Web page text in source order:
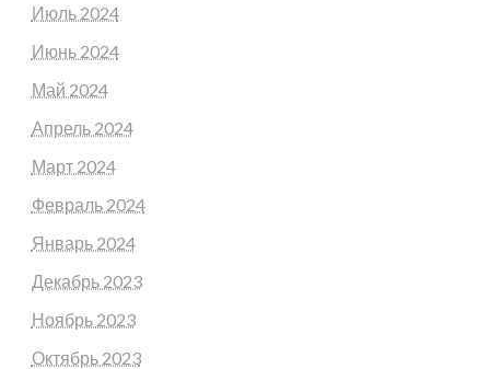
Июль 2024
Июнь 2024
Май 2024
Апрель 2024
Март 2024
Февраль 2024
Январь 2024
Декабрь 2023
Ноябрь 2023
Октябрь 2023